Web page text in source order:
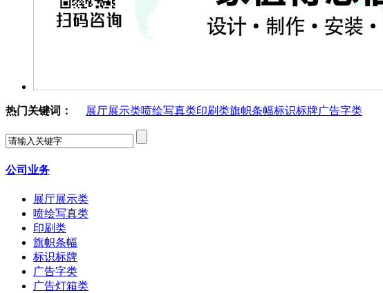
热门关键词： 展厅展示类喷绘写真类印刷类旗帜条幅标识标牌广告字类
公司业务
展厅展示类
喷绘写真类
印刷类
旗帜条幅
标识标牌
广告字类
广告灯箱类